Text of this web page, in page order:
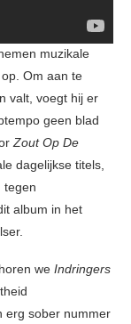
muzikale
Om aan te
valt, voegt hij er
geen blad
Zout Op De
dagelijkse titels,
tegen
album in het
we Indringers
erg sober nummer